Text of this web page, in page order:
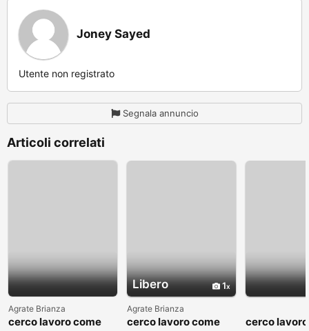
Joney Sayed
Utente non registrato
Segnala annuncio
Articoli correlati
Agrate Brianza
cerco lavoro come
Libero 1
Agrate Brianza
cerco lavoro come
cerco